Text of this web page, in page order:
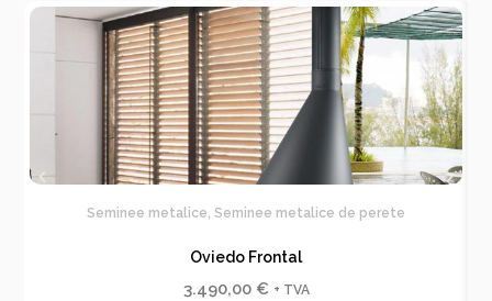
Seminee metalice, Seminee metalice de perete
Oviedo Frontal
3.490,00 € + TVA